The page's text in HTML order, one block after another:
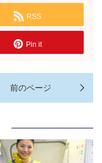
RSS
Pin it